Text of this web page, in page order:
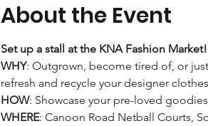
About the Event
Set up a stall at the KNA Fashion Market!
WHY: Outgrown, become tired of, or
refresh and recycle your designer
HOW: Showcase your pre-loved
WHERE: Canoon Road Netball Courts,